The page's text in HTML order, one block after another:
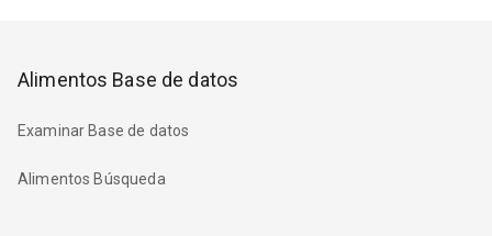
Alimentos Base de datos
Examinar Base de datos
Alimentos Búsqueda